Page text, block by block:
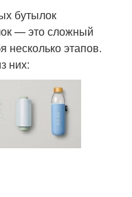
бутылок
— это сложный
несколько этапов.
них: